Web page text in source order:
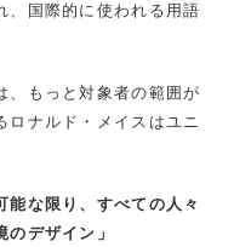
、国際的に使われる用語
、もっと対象者の範囲が
ロナルド・メイスはユニ
能な限り、すべての人々
デザイン」